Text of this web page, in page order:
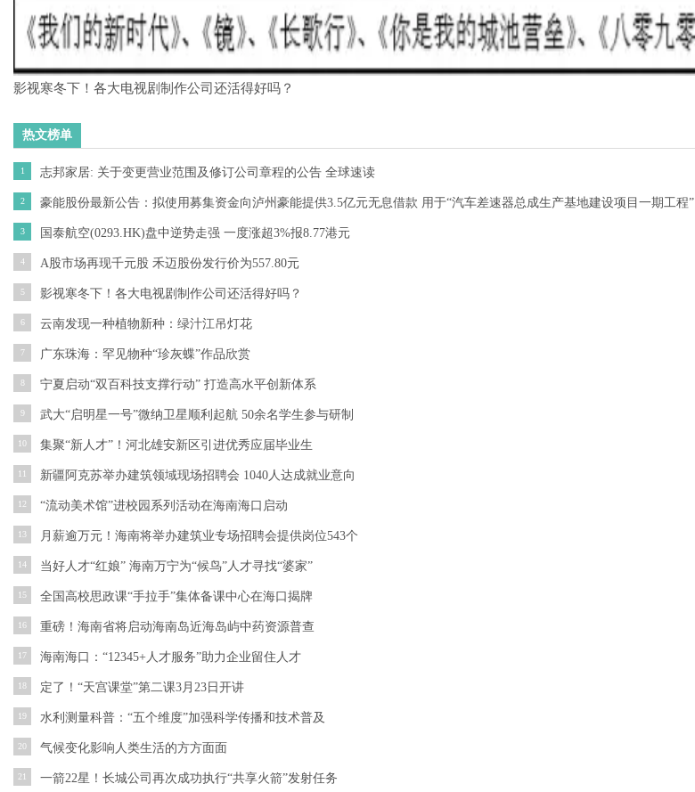
影视寒冬下！各大电视剧制作公司还活得好吗？
热文榜单
1 志邦家居: 关于变更营业范围及修订公司章程的公告 全球速读
2 豪能股份最新公告：拟使用募集资金向泸州豪能提供3.5亿元无息借款 用于“汽车差速器总成生产基地建设项目一期工程”
3 国泰航空(0293.HK)盘中逆势走强 一度涨超3%报8.77港元
4 A股市场再现千元股 禾迈股份发行价为557.80元
5 影视寒冬下！各大电视剧制作公司还活得好吗？
6 云南发现一种植物新种：绿汁江吊灯花
7 广东珠海：罕见物种“珍灰蝶”作品欣赏
8 宁夏启动“双百科技支撑行动” 打造高水平创新体系
9 武大“启明星一号”微纳卫星顺利起航 50余名学生参与研制
10 集聚“新人才”！河北雄安新区引进优秀应届毕业生
11 新疆阿克苏举办建筑领域现场招聘会 1040人达成就业意向
12 “流动美术馆”进校园系列活动在海南海口启动
13 月薪逾万元！海南将举办建筑业专场招聘会提供岗位543个
14 当好人才“红娘” 海南万宁为“候鸟”人才寻找“婆家”
15 全国高校思政课“手拉手”集体备课中心在海口揭牌
16 重磅！海南省将启动海南岛近海岛屿中药资源普查
17 海南海口：“12345+人才服务”助力企业留住人才
18 定了！“天宫课堂”第二课3月23日开讲
19 水利测量科普：“五个维度”加强科学传播和技术普及
20 气候变化影响人类生活的方方面面
21 一箭22星！长城公司再次成功执行“共享火箭”发射任务